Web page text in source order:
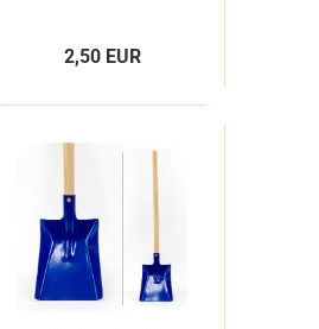
RS 871 AC
2,50 EUR